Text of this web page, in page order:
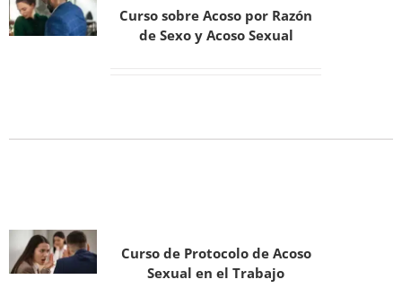
Curso sobre Acoso por Razón
de Sexo y Acoso Sexual
Curso de Protocolo de Acoso
Sexual en el Trabajo